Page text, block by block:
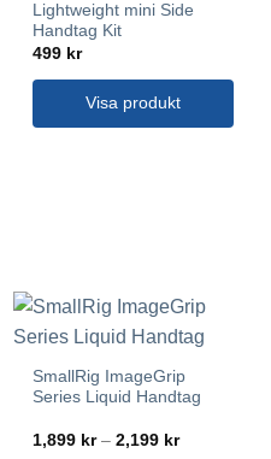
Lightweight mini Side
Handtag Kit
499 kr
Visa produkt
SmallRig ImageGrip
Series Liquid Handtag
1,899 kr – 2,199 krPrisintervall: